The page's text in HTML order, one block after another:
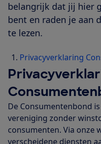
belangrijk dat jij hier
bent en raden je aan
te lezen.
Privacyverklaring
De Consumentenbond
vereniging zonder
consumenten. Via onze
verscheidene diensten